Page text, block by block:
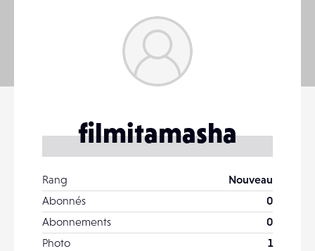
filmitamasha
Rang
Nouveau
Abonnés
0
Abonnements
0
Photo
1